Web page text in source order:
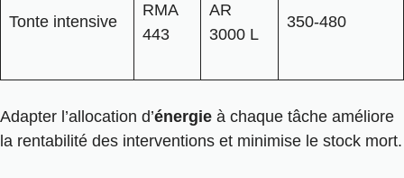
Tonte intensive
RMA
443
AR
3000 L
350-480
Adapter l’allocation d’énergie à chaque tâche améliore
la rentabilité des interventions et minimise le stock mort.